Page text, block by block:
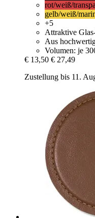
rot/weiß/
gelb/weiß/
+5
Attraktive
Aus
Volumen: je
€ 13,50 € 27,49
Zustellung bis 11.